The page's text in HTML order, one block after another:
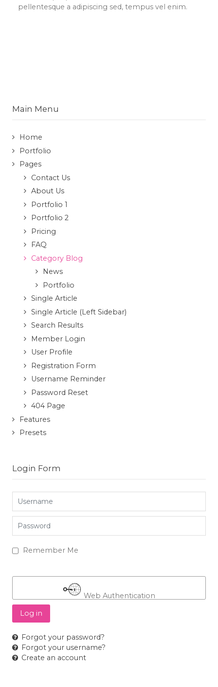
pellentesque a adipiscing sed, tempus vel enim.
Main Menu
Home
Portfolio
Pages
Contact Us
About Us
Portfolio 1
Portfolio 2
Pricing
FAQ
Category Blog
News
Portfolio
Single Article
Single Article (Left Sidebar)
Search Results
Member Login
User Profile
Registration Form
Username Reminder
Password Reset
404 Page
Features
Presets
Login Form
Remember Me
Web Authentication
Log in
Forgot your password?
Forgot your username?
Create an account